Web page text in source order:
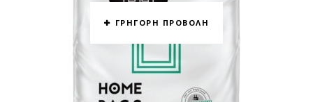
ΓΡΗΓΟΡΗ ΠΡΟΒΟΛΗ